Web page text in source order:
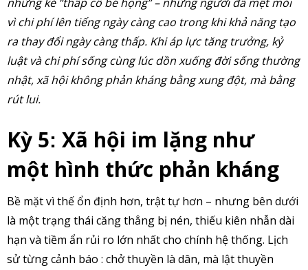
vì chi phí lên tiếng ngày càng cao trong khi khả năng tạo
ra thay đổi ngày càng thấp. Khi áp lực tăng trưởng, kỷ
luật và chi phí sống cùng lúc dồn xuống đời sống thường
nhật, xã hội không phản kháng bằng xung đột, mà bằng
rút lui.
Kỳ 5: Xã hội im lặng như
một hình thức phản kháng
Bề mặt vì thế ổn định hơn, trật tự hơn – nhưng bên dưới
là một trạng thái căng thẳng bị nén, thiếu kiên nhẫn dài
hạn và tiềm ẩn rủi ro lớn nhất cho chính hệ thống. Lịch
sử từng cảnh báo : chở thuyền là dân, mà lật thuyền